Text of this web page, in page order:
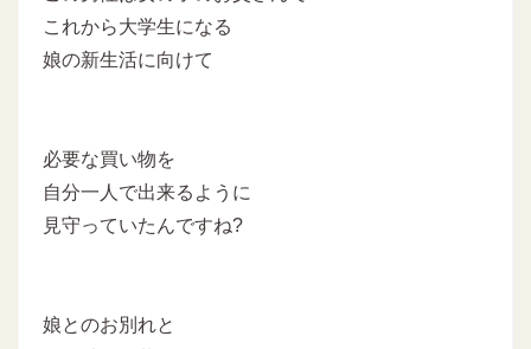
これから大学生になる
娘の新生活に向けて
必要な買い物を
自分一人で出来るように
見守っていたんですね?
娘とのお別れと